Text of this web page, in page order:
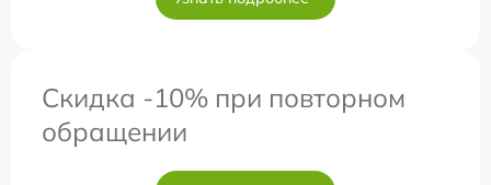
Скидка -10% при повторном
обращении